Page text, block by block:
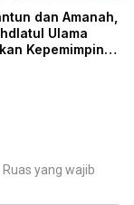
dan Amanah,
Ulama
Kepemimpinan
Ruas yang wajib